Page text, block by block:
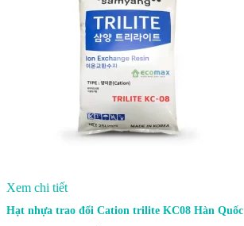
Xem chi tiết
Hạt nhựa trao đổi Cation trilite KC08 Hàn Quốc